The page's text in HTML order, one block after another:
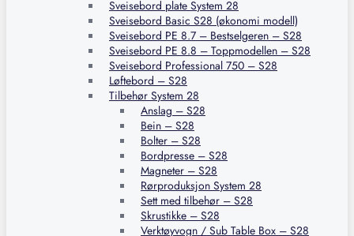
Sveisebord plate System 28
Sveisebord Basic S28 (økonomi modell)
Sveisebord PE 8.7 – Bestselgeren – S28
Sveisebord PE 8.8 – Toppmodellen – S28
Sveisebord Professional 750 – S28
Løftebord – S28
Tilbehør System 28
Anslag – S28
Bein – S28
Bolter – S28
Bordpresse – S28
Magneter – S28
Rørproduksjon System 28
Sett med tilbehør – S28
Skrustikke – S28
Verktøyvogn / Sub Table Box – S28